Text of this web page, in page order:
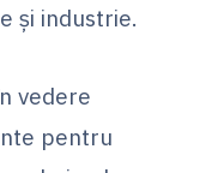
și industrie.
vedere
pentru